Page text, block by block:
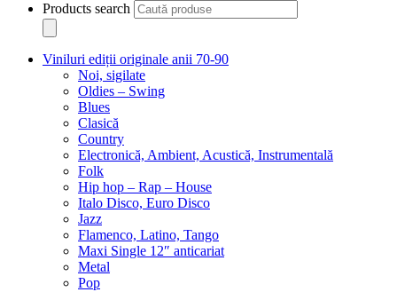
Products search
Viniluri ediții originale anii 70-90
Noi, sigilate
Oldies – Swing
Blues
Clasică
Country
Electronică, Ambient, Acustică, Instrumentală
Folk
Hip hop – Rap – House
Italo Disco, Euro Disco
Jazz
Flamenco, Latino, Tango
Maxi Single 12″ anticariat
Metal
Pop